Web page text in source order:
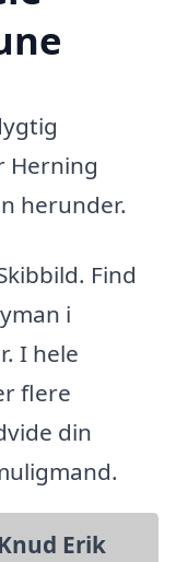
Herning
herunder.
Find
i
I hele
flere
din
Erik